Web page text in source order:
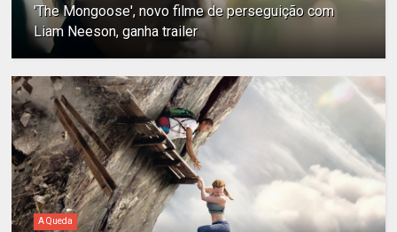
'The Mongoose', novo filme de perseguição com
Liam Neeson, ganha trailer
A Queda